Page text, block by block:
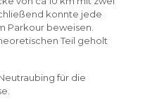
konnte jede
Parkour beweisen.
Teil geholt
für die